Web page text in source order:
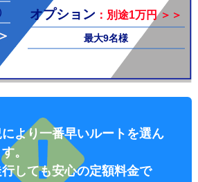
他料
オプション ：別途1万円 ＞＞
最大9名様
より一番早いルートを選ん
。
しても安心の定額料金で